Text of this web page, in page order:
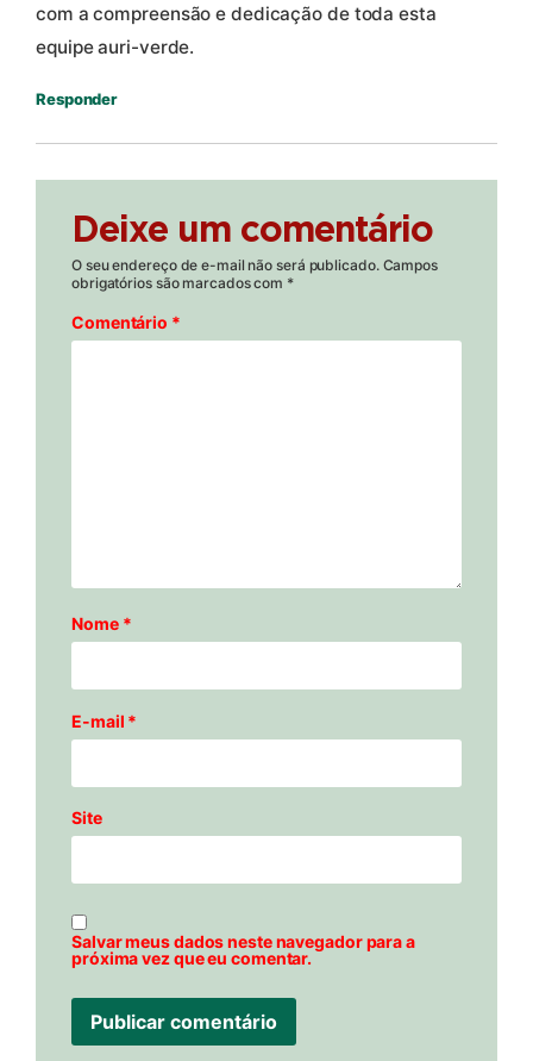
com a compreensão e dedicação de toda esta
equipe auri-verde.
Responder
Deixe um comentário
O seu endereço de e-mail não será publicado. Campos
obrigatórios são marcados com *
Comentário *
Nome *
E-mail *
Site
Salvar meus dados neste navegador para a
próxima vez que eu comentar.